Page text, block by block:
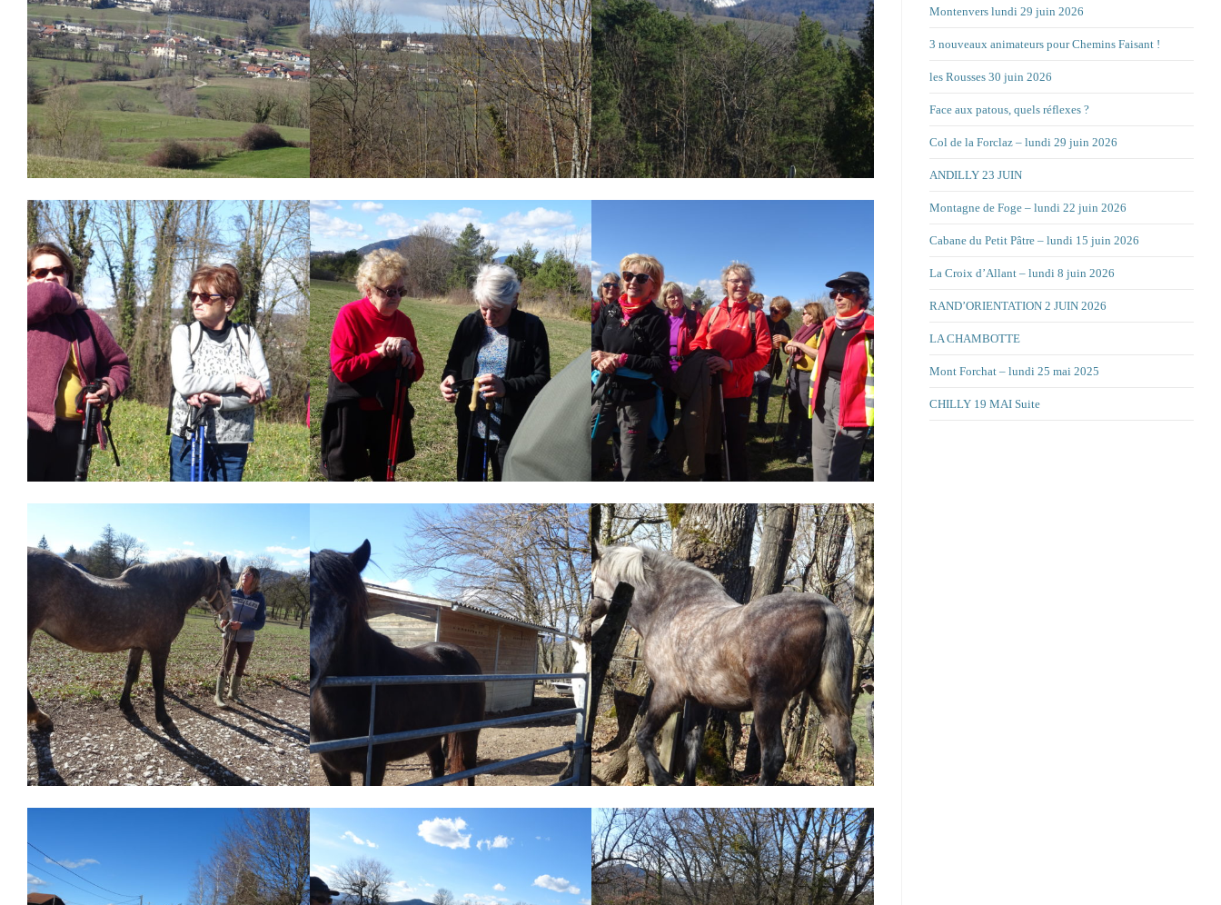
Montenvers lundi 29 juin 2026
3 nouveaux animateurs pour Chemins Faisant !
les Rousses 30 juin 2026
Face aux patous, quels réflexes ?
Col de la Forclaz – lundi 29 juin 2026
ANDILLY 23 JUIN
Montagne de Foge – lundi 22 juin 2026
Cabane du Petit Pâtre – lundi 15 juin 2026
La Croix d’Allant – lundi 8 juin 2026
RAND’ORIENTATION 2 JUIN 2026
LA CHAMBOTTE
Mont Forchat – lundi 25 mai 2025
CHILLY 19 MAI Suite